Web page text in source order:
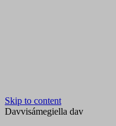
Skip to content
Davvisámegiella dav